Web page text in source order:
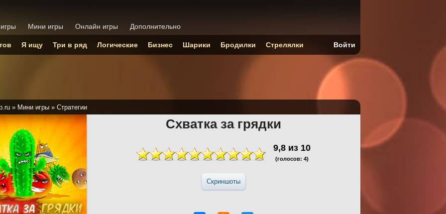
» Мини игры » Стратегии
Схватка за грядки
9,8 из 10
(голосов: 4)
Скриншоты
Мини игры Онлайн игры Дополнительно
Я ищу Три в ряд Логические Бизнес Шарики Бродилки Стрелялки Войти